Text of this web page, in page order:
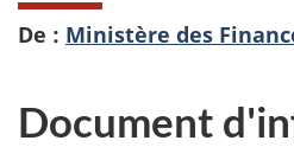
De : Ministère des
Document